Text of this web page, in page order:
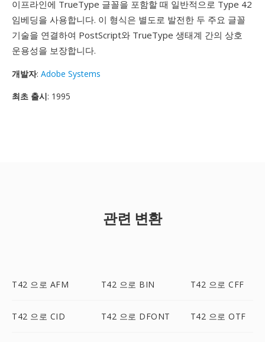
이프라인에 TrueType 글꼴을 포함할 때 일반적으로 Type 42
임베딩을 사용합니다. 이 형식은 별도로 발전한 두 주요 글꼴
기술을 연결하여 PostScript와 TrueType 생태계 간의 상호
운용성을 보장합니다.
개발자: Adobe Systems
최초 출시: 1995
관련 변환
T42 으로 AFM T42 으로 BIN T42 으로 CFF
T42 으로 CID T42 으로 DFONT T42 으로 OTF